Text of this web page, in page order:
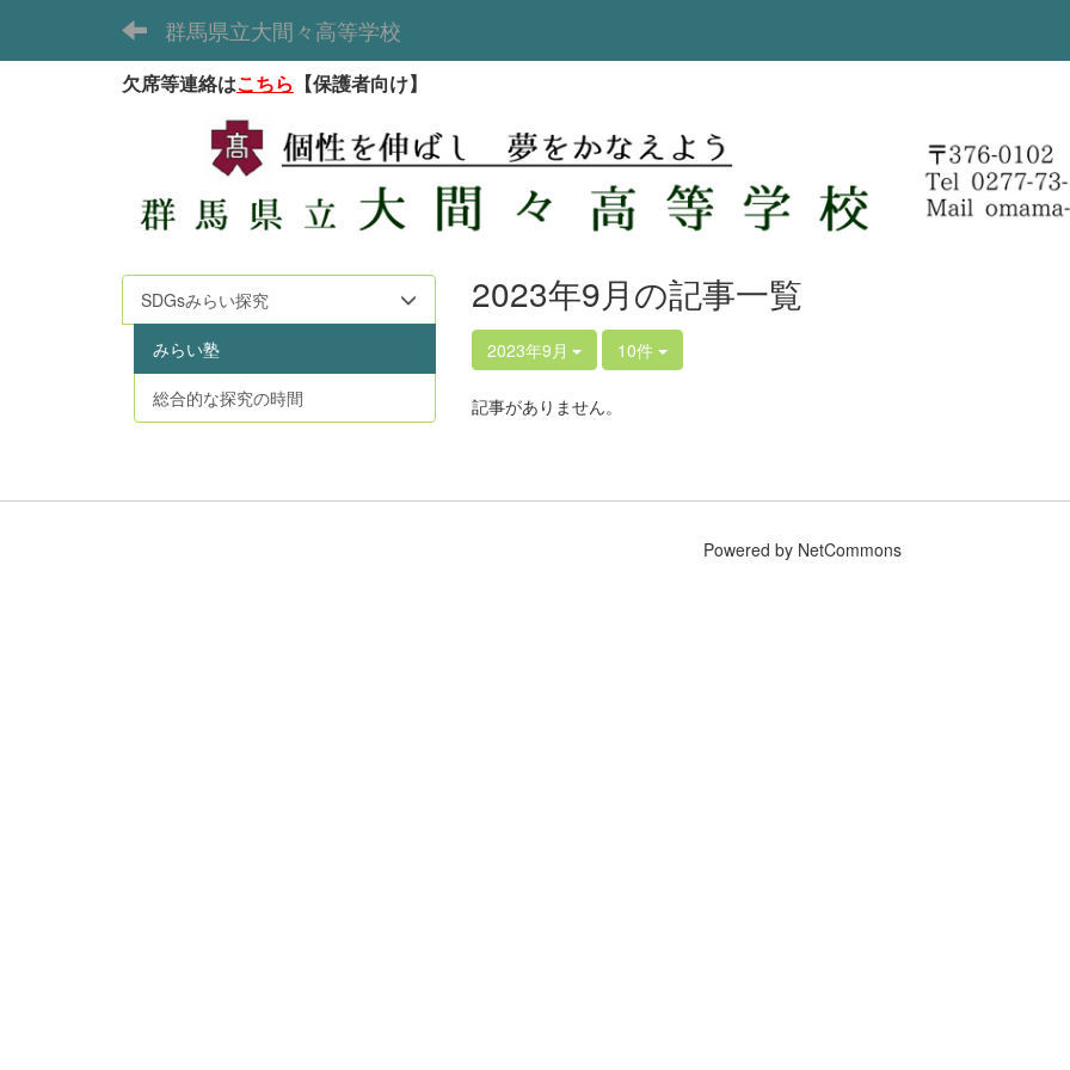
群馬県立大間々高等学校
欠席等連絡はこちら 【保護者向け】
2023年9月の記事一覧
2023年9月 10件
記事がありません。
SDGsみらい探究
みらい塾
総合的な探究の時間
Powered by NetCommons